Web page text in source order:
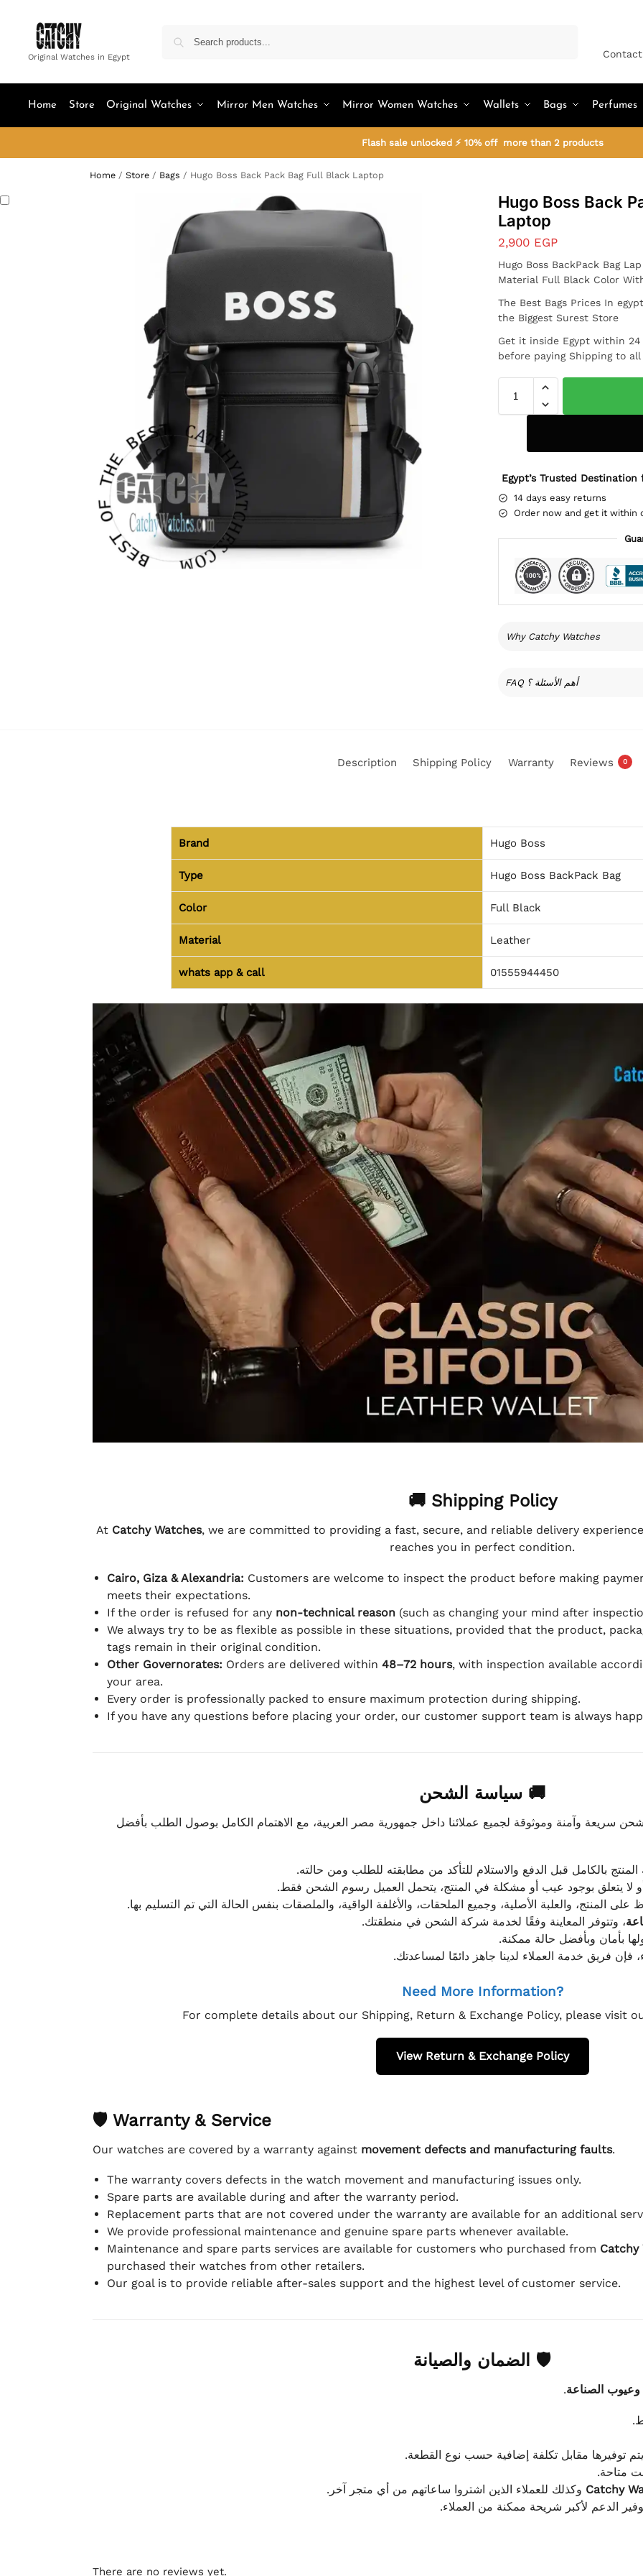
Original Watches in Egypt
Home Store Original Watches Mirror Men Watches Mirror Women Watches Wallets Bags Perfumes
Flash sale unlocked ⚡ 10% off more than 2 products
Home / Store / Bags / Hugo Boss Back Pack Bag Full Black Laptop
Hugo Boss Back
Laptop
2,900 EGP
Hugo Boss BackPack Bag
Material Full Black Color
The Best Bags Prices In
the Biggest Surest Store
Get it inside Egypt within
before paying Shipping to
Egypt’s Trusted
14 days easy returns
Order now and get it within
Why Catchy Watches
FAQ أهم الأسئلة ؟
Description Shipping Policy Warranty Reviews 0
Brand Hugo Boss
Type Hugo Boss BackPack Bag
Color Full Black
Material Leather
whats app & call 01555944450
🚚 Shipping Policy
At Catchy Watches, we are committed to providing a fast, secure, and reliable delivery
reaches you in perfect condition.
Cairo, Giza & Alexandria: Customers are welcome to inspect the product before making
meets their expectations.
If the order is refused for any non-technical reason(such as changing your mind after
We always try to be as flexible as possible in these situations, provided that the product,
tags remain in their original condition.
Other Governorates: Orders are delivered within 48–72 hours, with inspection available
your area.
Every order is professionally packed to ensure maximum protection during shipping.
If you have any questions before placing your order, our customer support team is always
🚚 سياسة الشحن
سريعة وآمنة وموثوقة لجميع عملائنا داخل جمهورية مصر العربية، مع الاهتمام الكامل بوصول الطلب بأفضل
بالكامل قبل الدفع والاستلام للتأكد من مطابقته للطلب ومن حالته.
لا يتعلق بوجود عيب أو مشكلة في المنتج، يتحمل العميل رسوم الشحن فقط.
المنتج، والعلبة الأصلية، وجميع الملحقات، والأغلفة الواقية، والملصقات بنفس الحالة التي تم التسليم بها.
، وتتوفر المعاينة وفقًا لخدمة شركة الشحن في منطقتك.
بأمان وبأفضل حالة ممكنة.
فإن فريق خدمة العملاء لدينا جاهز دائمًا لمساعدتك.
Need More Information?
For complete details about our Shipping, Return & Exchange Policy, please visit
View Return & Exchange Policy
🛡 Warranty & Service
Our watches are covered by a warranty against movement defects and manufacturing faults.
The warranty covers defects in the watch movement and manufacturing issues only.
Spare parts are available during and after the warranty period.
Replacement parts that are not covered under the warranty are available for an additional
We provide professional maintenance and genuine spare parts whenever available.
Maintenance and spare parts services are available for customers who purchased from Catchy
purchased their watches from other retailers.
Our goal is to provide reliable after-sales support and the highest level of customer service.
🛡 الضمان والصيانة
وعيوب الصناعة.
توفيرها مقابل تكلفة إضافية حسب نوع القطعة.
متاحة.
Catchy وكذلك للعملاء الذين اشتروا ساعاتهم من أي متجر آخر.
الدعم لأكبر شريحة ممكنة من العملاء.
There are no reviews yet.